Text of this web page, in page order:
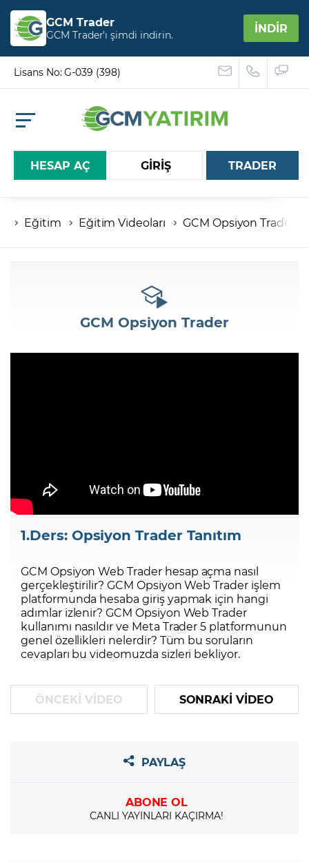
GCM Trader
GCM Trader’ı şimdi indirin. İNDİR
Lisans No: G-039 (398)
HESAP AÇ GİRİŞ
Hesap numaranız
Şifreniz
TRADER
Eğitim Eğitim Videoları GCM Opsiyon Trader
GCM Opsiyon Trader
1.Ders: Opsiyon Trader Tanıtım
GCM Opsiyon Web Trader hesap açma nasıl
gerçekleştirilir? GCM Opsiyon Web Trader işlem
platformunda hesaba giriş yapmak için hangi
adımlar izlenir? GCM Opsiyon Web Trader
kullanımı nasıldır ve Meta Trader 5 platformunun
genel özellikleri nelerdir? Tüm bu soruların
cevapları bu videomuzda sizleri bekliyor.
ÖNCEKİ VİDEO SONRAKİ VİDEO
PAYLAŞ
ABONE OL
CANLI YAYINLARI KAÇIRMA!